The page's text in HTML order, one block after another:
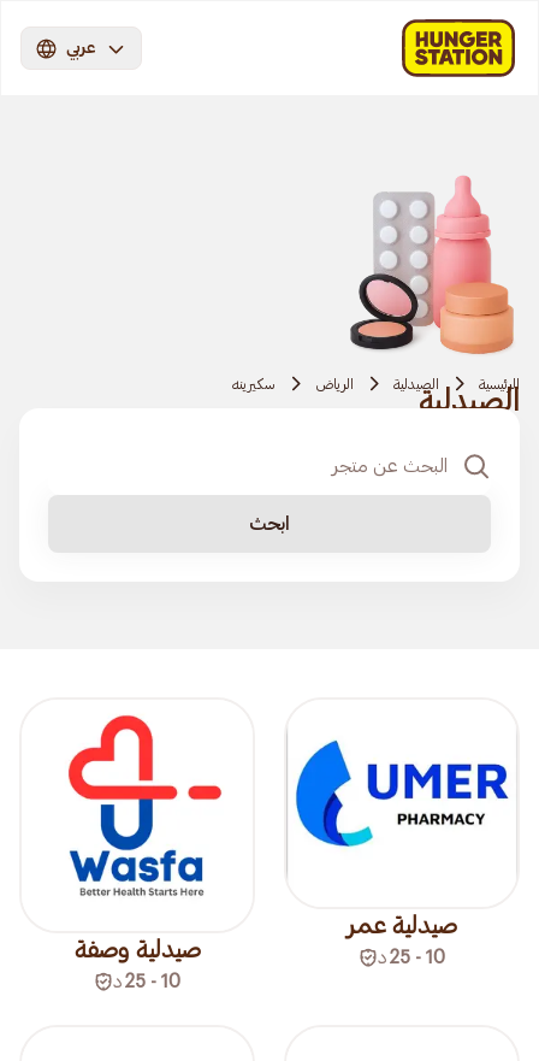
عربي
الرئيسية الصيدلية الرياض سكيرينه
الصيدلية
ابحث
صيدلية عمر
10 - 25 د صيدلية وصفة
10 - 25 د